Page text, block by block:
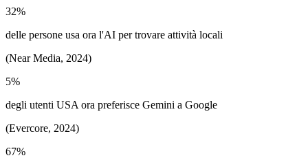
32%
delle persone usa ora l'AI per trovare attività locali
(Near Media, 2024)
5%
degli utenti USA ora preferisce Gemini a Google
(Evercore, 2024)
67%